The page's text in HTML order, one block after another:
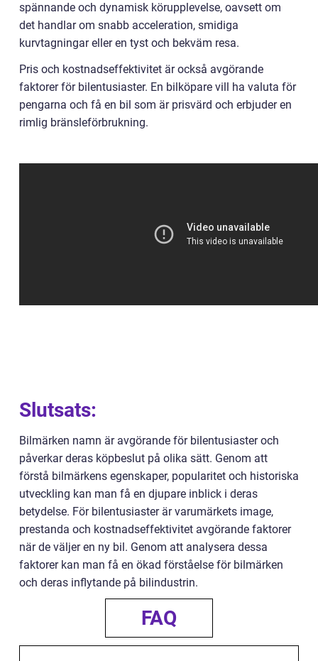
spännande och dynamisk körupplevelse, oavsett om
det handlar om snabb acceleration, smidiga
kurvtagningar eller en tyst och bekväm resa.
Pris och kostnadseffektivitet är också avgörande
faktorer för bilentusiaster. En bilköpare vill ha valuta för
pengarna och få en bil som är prisvärd och erbjuder en
rimlig bränsleförbrukning.
Slutsats:
Bilmärken namn är avgörande för bilentusiaster och
påverkar deras köpbeslut på olika sätt. Genom att
förstå bilmärkens egenskaper, popularitet och historiska
utveckling kan man få en djupare inblick i deras
betydelse. För bilentusiaster är varumärkets image,
prestanda och kostnadseffektivitet avgörande faktorer
när de väljer en ny bil. Genom att analysera dessa
faktorer kan man få en ökad förståelse för bilmärken
och deras inflytande på bilindustrin.
FAQ